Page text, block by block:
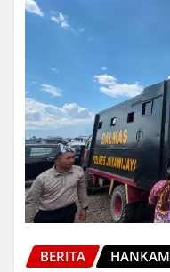
BERITA HANKAM